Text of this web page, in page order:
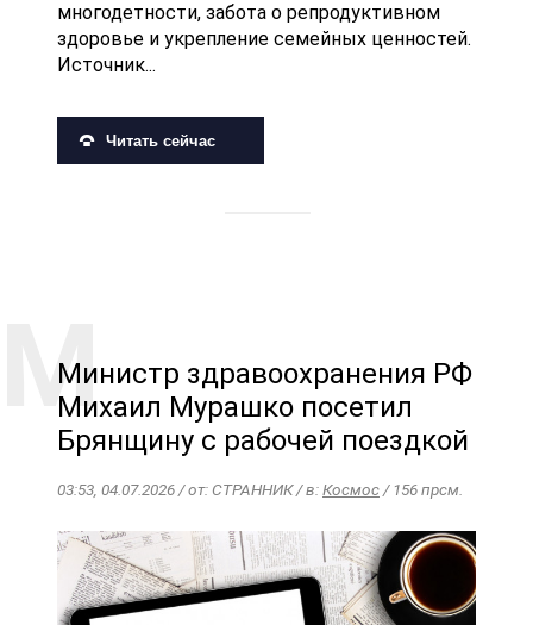
многодетности, забота о репродуктивном
здоровье и укрепление семейных ценностей.
Источник...
Читать сейчас
Министр здравоохранения РФ
Михаил Мурашко посетил
Брянщину с рабочей поездкой
03:53, 04.07.2026 / от: СТРАННИК / в:Космос/ 156 прсм.